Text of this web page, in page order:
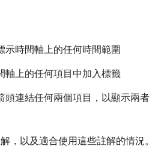
示時間軸上的任何時間範圍
軸上的任何項目中加入標籤
頭連結任何兩個項目，以顯示兩者
，以及適合使用這些註解的情況。